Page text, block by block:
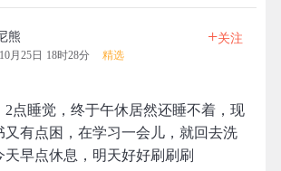
熊
10月25日 18时28分 精选
+关注
2点睡觉，终于午休居然还睡不着，现
又有点困，在学习一会儿，就回去洗
早点休息，明天好好刷刷刷